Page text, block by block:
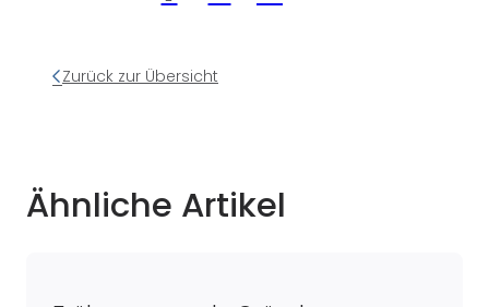
Zurück zur Übersicht
Ähnliche Artikel